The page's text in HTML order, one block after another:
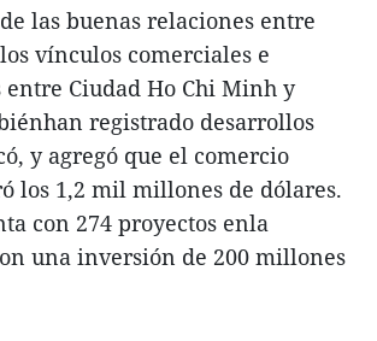
las buenas relaciones entre
vínculos comerciales e
Ciudad Ho Chi Minh y
registrado desarrollos
y agregó que el comercio
los 1,2 mil millones de dólares.
con 274 proyectos enla
una inversión de 200 millones